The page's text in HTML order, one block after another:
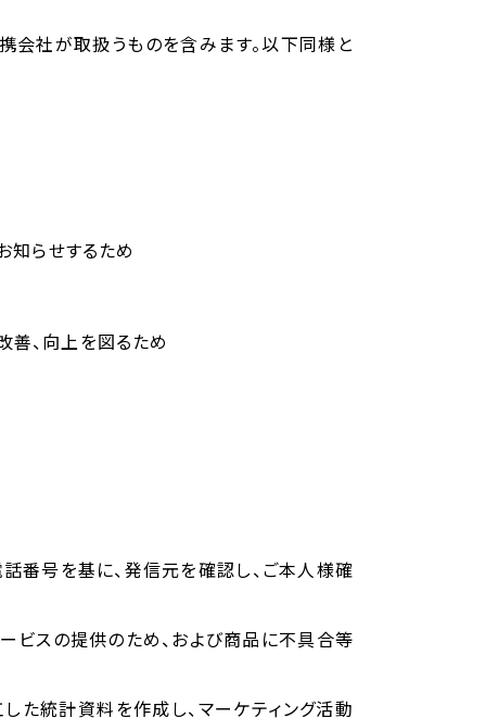
会社が取扱うものを含みます。以下同様と
知らせするため
善、向上を図るため
番号を基に、発信元を確認し、ご本人様確
ビスの提供のため、および商品に不具合等
た統計資料を作成し、マーケティング活動